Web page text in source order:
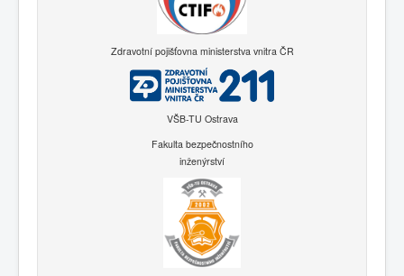
Zdravotní pojišťovna ministerstva vnitra ČR
VŠB-TU Ostrava
Fakulta bezpečnostního
inženýrství